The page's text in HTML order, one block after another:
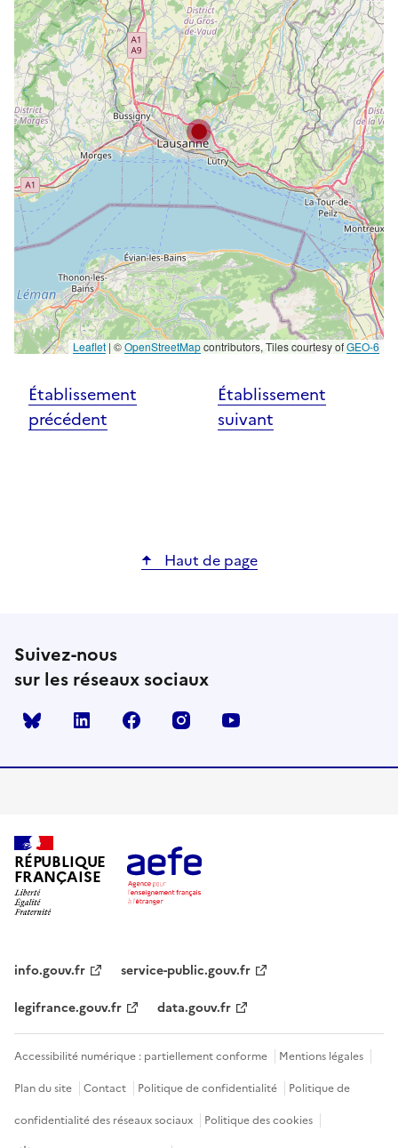
Leaflet | ©OpenStreetMapcontributors, Tiles courtesy ofGEO-6
Établissement
précédent
Établissement
suivant
Haut de page
Suivez-nous
sur les réseaux sociaux
Bluesky linkedin facebook instagram
RÉPUBLIQUE
FRANÇAISE
info.gouv.fr
service-public.gouv.fr
legifrance.gouv.fr
data.gouv.fr
Accessibilité numérique : partiellement conforme
Mentions légales
Plan du site
Contact Politique de confidentialité
Politique de
confidentialité des réseaux sociaux
Politique des cookies